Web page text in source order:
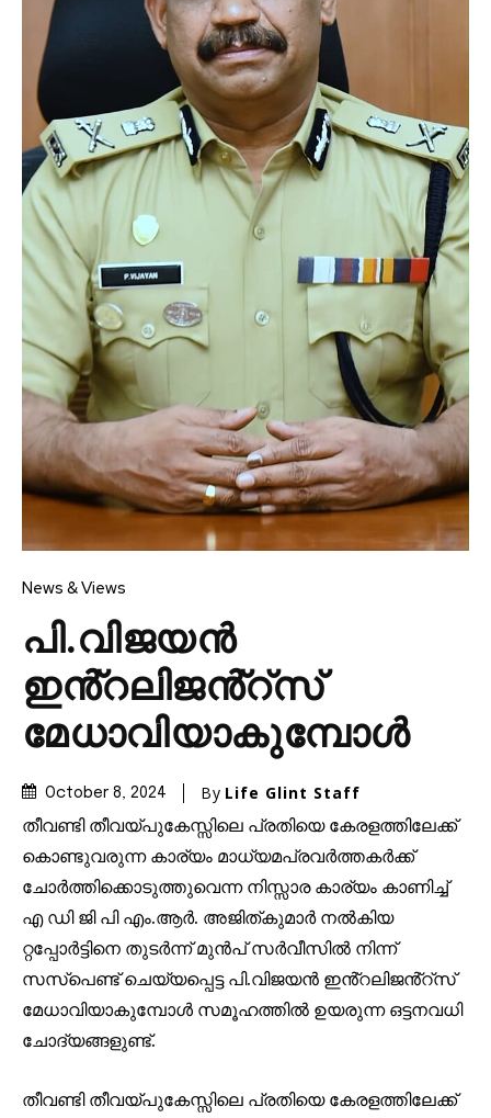
News & Views
പി.വിജയൻ
ഇൻ്റലിജൻ്റ്സ്
മേധാവിയാകുമ്പോൾ
October 8, 2024 By Life Glint Staff
തീവണ്ടി തീവയ്പുകേസ്സിലെ പ്രതിയെ കേരളത്തിലേക്ക്
കൊണ്ടുവരുന്ന കാര്യം മാധ്യമപ്രവർത്തകർക്ക്
ചോർത്തിക്കൊടുത്തുവെന്ന നിസ്സാര കാര്യം കാണിച്ച്
എ ഡി ജി പി എം.ആർ. അജിത്കുമാർ നൽകിയ
റ്റപ്പോർട്ടിനെ തുടർന്ന് മുൻപ് സർവീസിൽ നിന്ന്
സസ്പെണ്ട് ചെയ്യപ്പെട്ട പി.വിജയൻ ഇൻ്റലിജൻ്റ്സ്
മേധാവിയാകുമ്പോൾ സമൂഹത്തിൽ ഉയരുന്ന ഒട്ടനവധി
ചോദ്യങ്ങളുണ്ട്.
തീവണ്ടി തീവയ്പുകേസ്സിലെ പ്രതിയെ കേരളത്തിലേക്ക്